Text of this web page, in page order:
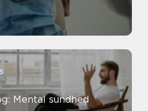
Mental sundhed